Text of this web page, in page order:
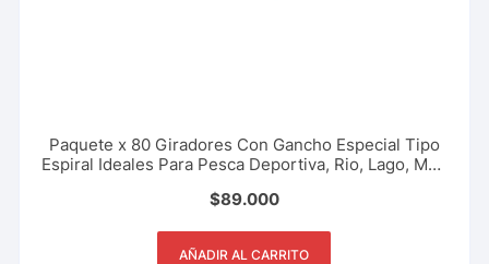
Paquete x 80 Giradores Con Gancho Especial Tipo
Espiral Ideales Para Pesca Deportiva, Rio, Lago, Mar.
$89.000
AÑADIR AL CARRITO